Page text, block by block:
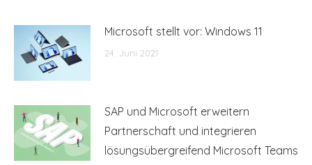
Microsoft stellt vor: Windows 11
24. Juni 2021
SAP und Microsoft erweitern
Partnerschaft und integrieren
lösungsübergreifend Microsoft Teams